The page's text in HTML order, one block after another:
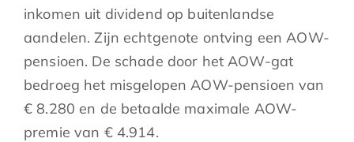
inkomen uit dividend op buitenlandse
aandelen. Zijn echtgenote ontving een AOW-
pensioen. De schade door het AOW-gat
bedroeg het misgelopen AOW-pensioen van
€ 8.280 en de betaalde maximale AOW-
premie van € 4.914.